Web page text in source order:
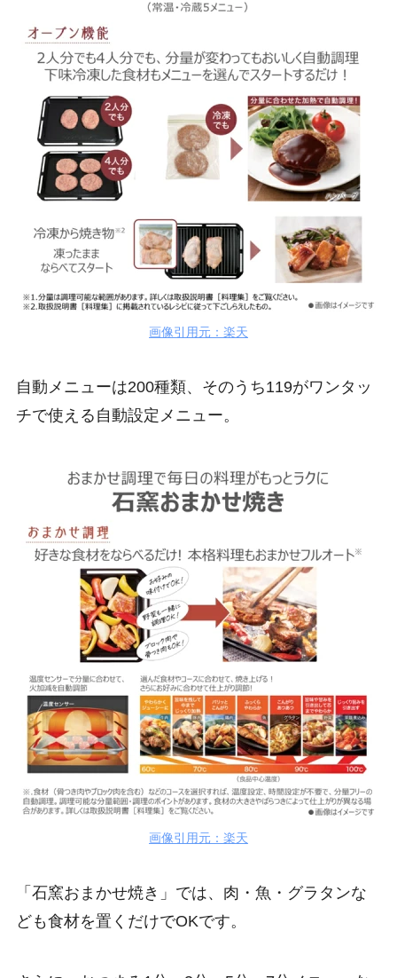
画像引用元：楽天
自動メニューは200種類、そのうち119がワンタッ
チで使える自動設定メニュー。
画像引用元：楽天
「石窯おまかせ焼き」では、肉・魚・グラタンな
ども食材を置くだけでOKです。